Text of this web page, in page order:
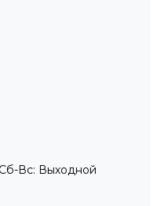
Вс: Выходной